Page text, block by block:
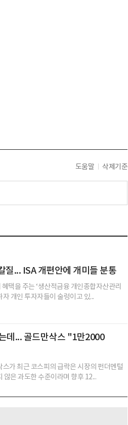
도움말 삭제기준
질... ISA 개편안에 개미들 분통
택을 주는 ‘생산적금융 개인종합자산관리
개인 투자자들이 술렁이고 있...
데... 골드만삭스 "1만2000
가 최근 코스피의 급락은 시장의 펀더멘털
은 과도한 수준이라며 향후 12...